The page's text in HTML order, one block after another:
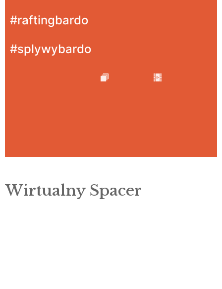
#raftingbardo
#splywybardo
Wirtualny Spacer